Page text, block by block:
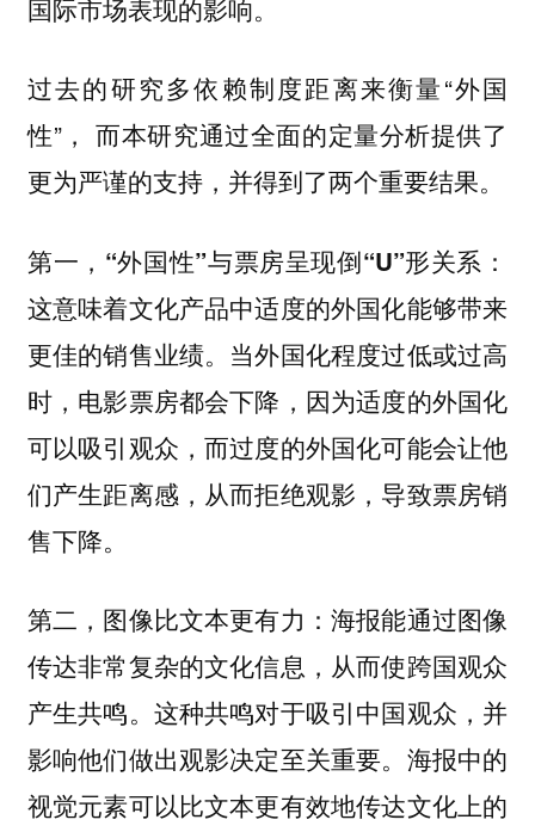
国际市场表现的影响。
过去的研究多依赖制度距离来衡量“外国
性”， 而本研究通过全面的定量分析提供了
更为严谨的支持，并得到了两个重要结果。
第一，“外国性”与票房呈现倒“U”形关系：
这意味着文化产品中适度的外国化能够带来
更佳的销售业绩。当外国化程度过低或过高
时，电影票房都会下降，因为适度的外国化
可以吸引观众，而过度的外国化可能会让他
们产生距离感，从而拒绝观影，导致票房销
售下降。
第二，图像比文本更有力：海报能通过图像
传达非常复杂的文化信息，从而使跨国观众
产生共鸣。这种共鸣对于吸引中国观众，并
影响他们做出观影决定至关重要。海报中的
视觉元素可以比文本更有效地传达文化上的